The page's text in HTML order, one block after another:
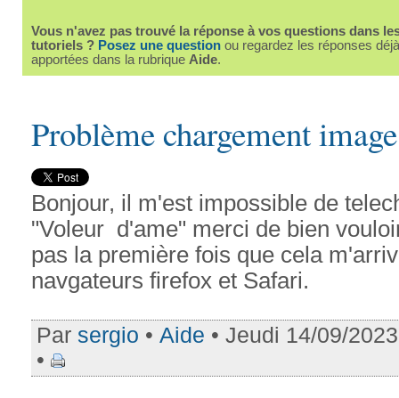
Vous n'avez pas trouvé la réponse à vos questions dans
tutoriels ? Posez une question ou regardez les réponses déjà
apportées dans la rubrique Aide.
Problème chargement image
Bonjour, il m'est impossible de
"Voleur d'ame" merci de bien
pas la première fois que cela
navgateurs firefox et Safari.
Par sergio • Aide • Jeudi 14/09/
•